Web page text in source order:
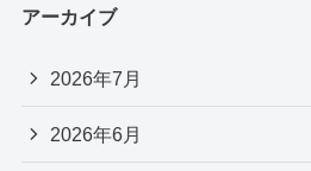
アーカイブ
2026年7月
2026年6月